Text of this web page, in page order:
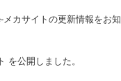
カサイトの更新情報をお知
を公開しました。